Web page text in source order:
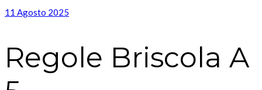
11 Agosto 2025
Regole Briscola A